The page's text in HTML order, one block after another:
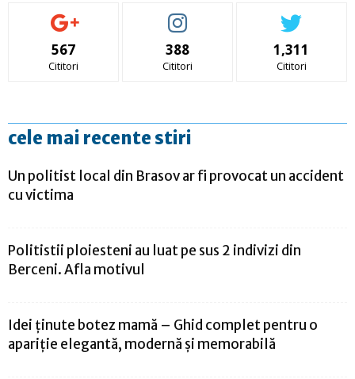
567
Cititori
388
Cititori
1,311
Cititori
cele mai recente stiri
Un politist local din Brasov ar fi provocat un accident
cu victima
Politistii ploiesteni au luat pe sus 2 indivizi din
Berceni. Afla motivul
Idei ținute botez mamă – Ghid complet pentru o
apariție elegantă, modernă și memorabilă